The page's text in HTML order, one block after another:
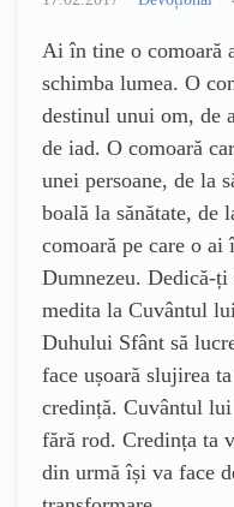
Ai în tine o comoară
schimba lumea. O
destinul unui om, de
de iad. O comoară
unei persoane, de la
boală la sănătate, de
comoară pe care o
Dumnezeu. Dedică-
medita la Cuvântul
Duhului Sfânt să
face ușoară slujirea
credință. Cuvântul
fără rod. Credința ta
din urmă își va face